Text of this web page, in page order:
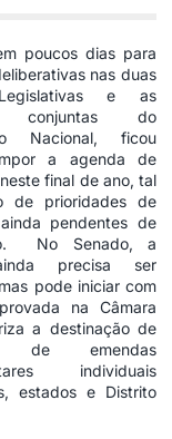
poucos dias para
nas duas
e as
conjuntas do
Nacional, ficou
a agenda de
final de ano, tal
de prioridades de
pendentes de
No Senado, a
precisa ser
pode iniciar com
na Câmara
a destinação de
de emendas
individuais
estados e Distrito